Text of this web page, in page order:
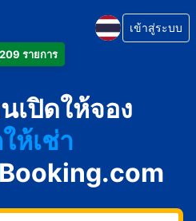
รายการ
เข้าสู่ระบบ
เปิดให้จอง
เมนต์
แรม
ห้เช่า
เฮาส์
นด์บี